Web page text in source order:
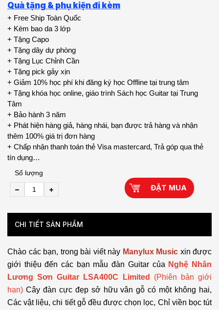
Quà tặng & phụ kiện đi kèm
+ Free Ship Toàn Quốc
+ Kèm bao da 3 lớp
+ Tặng Capo
+ Tặng dây dự phòng
+ Tặng Lục Chỉnh Cần
+ Tặng pick gảy xịn
+ Giảm 10% học phí khi đăng ký học Offline tại trung tâm
+ Tặng khóa học online, giáo trình Sách học Guitar tại Trung
Tâm
+ Bảo hành 3 năm
+ Phát hiện hàng giả, hàng nhái, bạn được trả hàng và nhận
thêm 100% giá trị đơn hàng
+ Chấp nhận thanh toán thẻ Visa mastercard, Trả góp qua thẻ
tín dụng…
Số lượng
ĐẶT MUA
CHI TIẾT SẢN PHẨM
Chào các bạn, trong bài viết này Manylux Music xin được
giới thiệu đến các bạn mẫu đàn Guitar của Nghệ Nhân
Lương Sơn Guitar LSA400C Limited
(Phiên bản giới
hạn) Cây đàn cực đẹp sở hữu vân gỗ có một không hai,
Các vật liệu, chi tiết gỗ đều được chọn lọc, Chỉ viền bọc tút